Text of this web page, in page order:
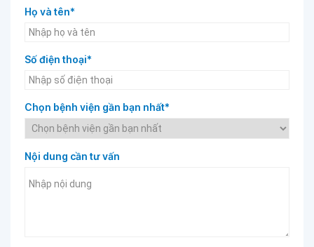
Họ và tên*
Số điện thoại*
Chọn bệnh viện gần bạn nhất*
Nội dung cần tư vấn